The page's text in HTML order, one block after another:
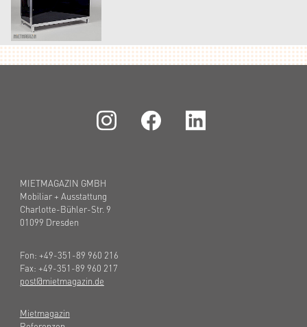
MIETMAGAZIN GMBH
Mobiliar + Ausstattung
Charlotte-Bühler-Str. 9
01099 Dresden
Fon: +49-351-89 960 216
Fax: +49-351-89 960 217
post@mietmagazin.de
Mietmagazin